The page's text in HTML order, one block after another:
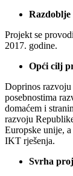
Projekt se
2017. godine.
Opći cilj
Doprinos
posebnostima
domaćem i
razvoju
Europske unije,
IKT rješenja.
Svrha